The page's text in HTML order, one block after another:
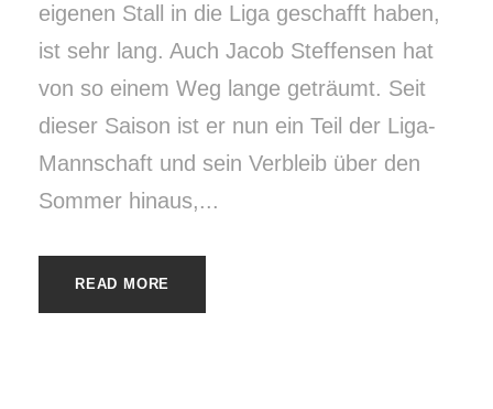
eigenen Stall in die Liga geschafft haben,
ist sehr lang. Auch Jacob Steffensen hat
von so einem Weg lange geträumt. Seit
dieser Saison ist er nun ein Teil der Liga-
Mannschaft und sein Verbleib über den
Sommer hinaus,...
READ MORE